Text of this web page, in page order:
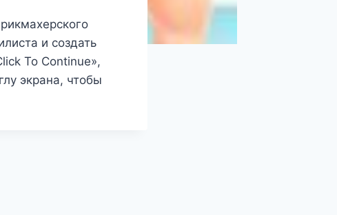
и создать
To Continue»,
экрана, чтобы